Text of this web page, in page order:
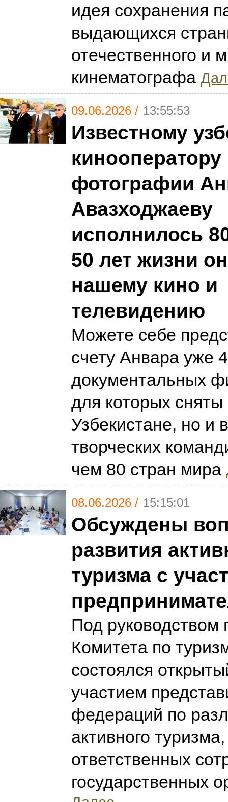
идея сохранения
выдающихся
отечественного и
кинематографа
09.06.2026 / 13:55:53
Известному
фотографии
Авазходжаеву
исполнилось
50 лет жизни
нашему кино и
телевидению
Можете себе
счету Анвара уже
документальных
для которых сняты
Узбекистане, но и
творческих
чем 80 стран мира
08.06.2026 / 15:15:01
Обсуждены
развития
туризма с
Под руководством
Комитета по
состоялся
участием
федераций по
активного
ответственных
государственных